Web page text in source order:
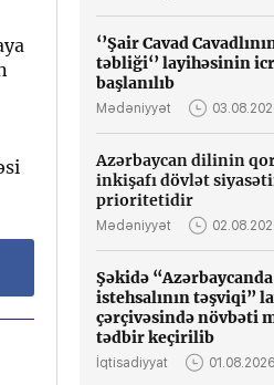
‘’Şair Cavad
təbliği‘’ layihəsinin
başlanılıb
Mədəniyyət
Azərbaycan dilinin
inkişafı dövlət
prioritetidir
Mədəniyyət
Şəkidə
istehsalının təşviqi”
çərçivəsində növbəti
tədbir keçirilib
İqtisadiyyat 01.08.2026